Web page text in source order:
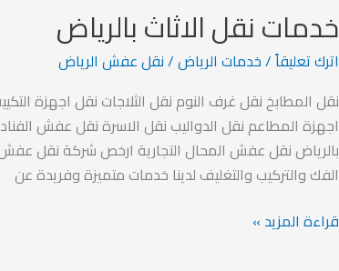
خدمات نقل الاثاث بالرياض
اترك تعليقاً/خدمات الرياض/نقل عفش الرياض
نقل المطابخ نقل غرف النوم نقل الثلاجات نقل اجهزة
اجهزة المطاعم نقل الدواليب نقل الاسرة نقل عفش
بالرياض نقل عفش المحال التجارية ارخص شركة نقل
الفك والتركيب والتغليف لدينا خدمات متميزة وفريدة عن
قراءة المزيد »